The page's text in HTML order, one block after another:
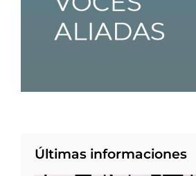
Últimas informaciones